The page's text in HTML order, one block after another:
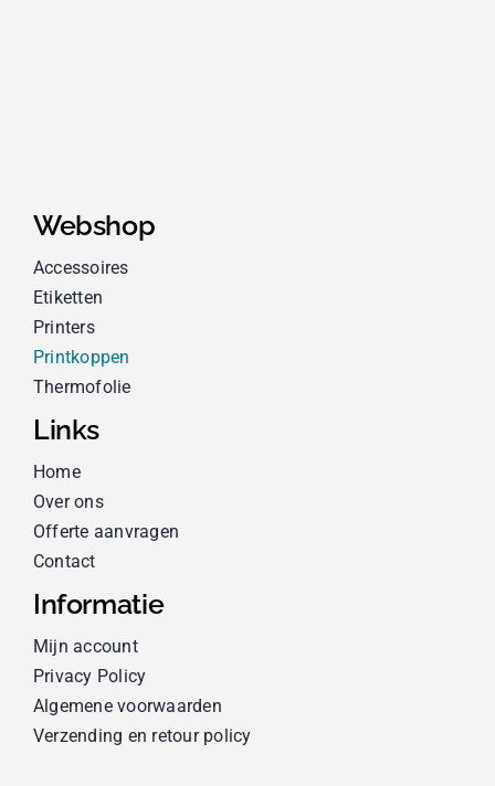
Webshop
Accessoires
Etiketten
Printers
Printkoppen
Thermofolie
Links
Home
Over ons
Offerte aanvragen
Contact
Informatie
Mijn account
Privacy Policy
Algemene voorwaarden
Verzending en retour policy